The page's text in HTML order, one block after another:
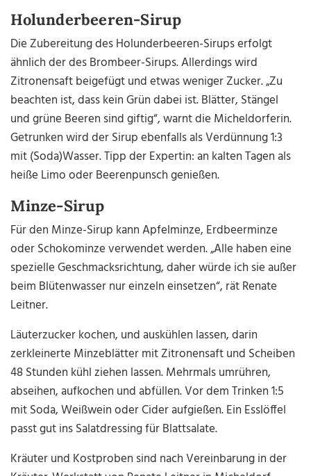
Holunderbeeren-Sirup
Die Zubereitung des Holunderbeeren-Sirups erfolgt
ähnlich der des Brombeer-Sirups. Allerdings wird
Zitronensaft beigefügt und etwas weniger Zucker. „Zu
beachten ist, dass kein Grün dabei ist. Blätter, Stängel
und grüne Beeren sind giftig“, warnt die Micheldorferin.
Getrunken wird der Sirup ebenfalls als Verdünnung 1:3
mit (Soda)Wasser. Tipp der Expertin: an kalten Tagen als
heiße Limo oder Beerenpunsch genießen.
Minze-Sirup
Für den Minze-Sirup kann Apfelminze, Erdbeerminze
oder Schokominze verwendet werden. „Alle haben eine
spezielle Geschmacksrichtung, daher würde ich sie außer
beim Blütenwasser nur einzeln einsetzen“, rät Renate
Leitner.
Läuterzucker kochen, und auskühlen lassen, darin
zerkleinerte Minzeblätter mit Zitronensaft und Scheiben
48 Stunden kühl ziehen lassen. Mehrmals umrühren,
abseihen, aufkochen und abfüllen. Vor dem Trinken 1:5
mit Soda, Weißwein oder Cider aufgießen. Ein Esslöffel
passt gut ins Salatdressing für Blattsalate.
Kräuter und Kostproben sind nach Vereinbarung in der